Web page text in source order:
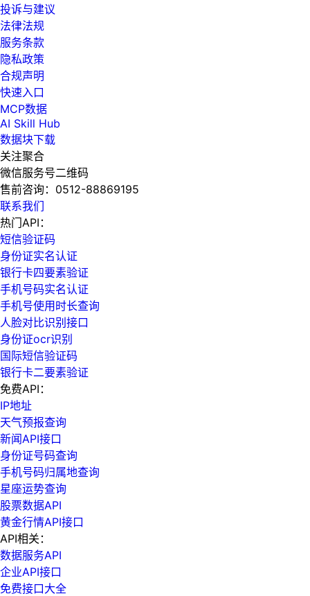
投诉与建议
法律法规
服务条款
隐私政策
合规声明
快速入口
MCP数据
AI Skill Hub
数据块下载
关注聚合
微信服务号二维码
售前咨询： 0512-88869195
联系我们
热门API：
短信验证码
身份证实名认证
银行卡四要素验证
手机号码实名认证
手机号使用时长查询
人脸对比识别接口
身份证ocr识别
国际短信验证码
银行卡二要素验证
免费API：
IP地址
天气预报查询
新闻API接口
身份证号码查询
手机号码归属地查询
星座运势查询
股票数据API
黄金行情API接口
API相关：
数据服务API
企业API接口
免费接口大全